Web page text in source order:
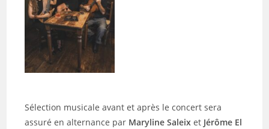
Sélection musicale avant et après le concert sera
assuré en alternance par Maryline Saleixet Jérôme El